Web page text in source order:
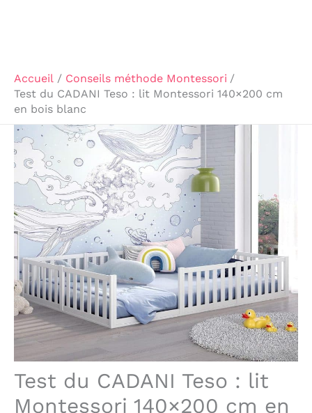
Accueil
Conseils méthode Montessori
Test du CADANI Teso : lit Montessori 140×200 cm
en bois blanc
Test du CADANI Teso : lit
Montessori 140×200 cm en